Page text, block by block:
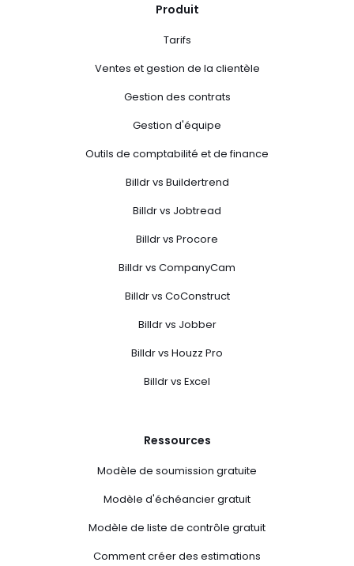
Produit
Tarifs
Ventes et gestion de la clientèle
Gestion des contrats
Gestion d'équipe
Outils de comptabilité et de finance
Billdr vs Buildertrend
Billdr vs Jobtread
Billdr vs Procore
Billdr vs CompanyCam
Billdr vs CoConstruct
Billdr vs Jobber
Billdr vs Houzz Pro
Billdr vs Excel
Ressources
Modèle de soumission gratuite
Modèle d'échéancier gratuit
Modèle de liste de contrôle gratuit
Comment créer des estimations